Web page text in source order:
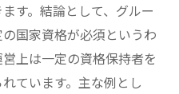
す。結論として、グルー
国家資格が必須というわ
上は一定の資格保持者を
ています。主な例とし